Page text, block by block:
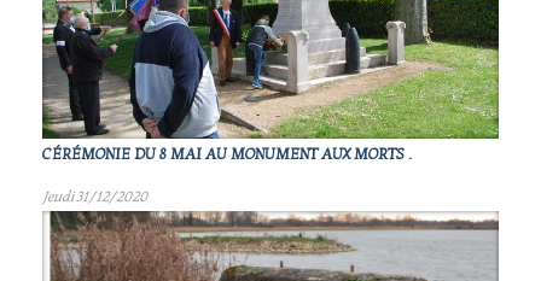
CÉRÉMONIE DU 8 MAI AU MONUMENT AUX MORTS .
Jeudi 31/12/2020